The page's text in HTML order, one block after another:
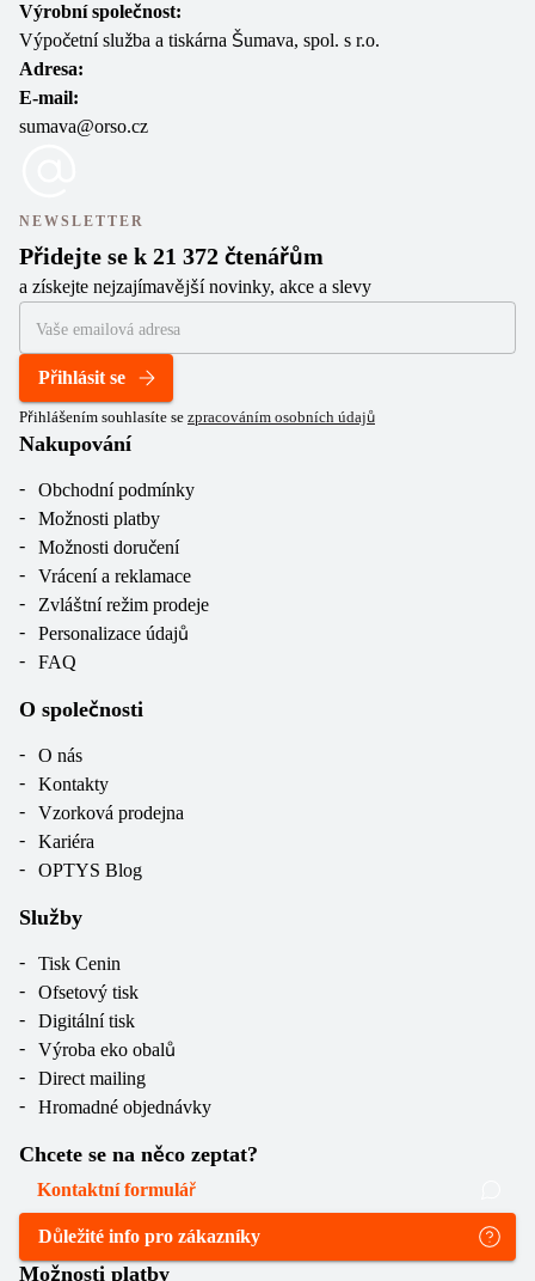
Výrobní společnost:
Výpočetní služba a tiskárna Šumava, spol. s r.o.
Adresa:
E-mail:
sumava@orso.cz
NEWSLETTER
Přidejte se k 21 372 čtenářům
a získejte nejzajímavější novinky, akce a slevy
Přihlásit se
Přihlášením souhlasíte se zpracováním osobních údajů
Nakupování
Obchodní podmínky
Možnosti platby
Možnosti doručení
Vrácení a reklamace
Zvláštní režim prodeje
Personalizace údajů
FAQ
O společnosti
O nás
Kontakty
Vzorková prodejna
Kariéra
OPTYS Blog
Služby
Tisk Cenin
Ofsetový tisk
Digitální tisk
Výroba eko obalů
Direct mailing
Hromadné objednávky
Chcete se na něco zeptat?
Kontaktní formulář
Důležité info pro zákazníky
Možnosti platby